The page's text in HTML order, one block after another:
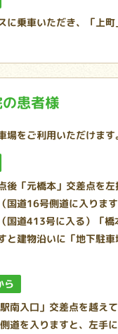
に乗車いただき、「上
患者様
場をご利用いただけます
後「元橋本」交差点を
国道16号側道に入りま
国道413号に入る）「橋
と建物沿いに「地下駐
ら
南入口」交差点を越え
道を入りますと、左手